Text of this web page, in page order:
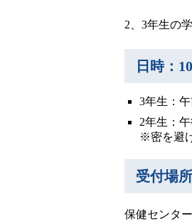
2、3年生の
日時：
3年生：
2年生：
※密を避
受付場所
保健センタ